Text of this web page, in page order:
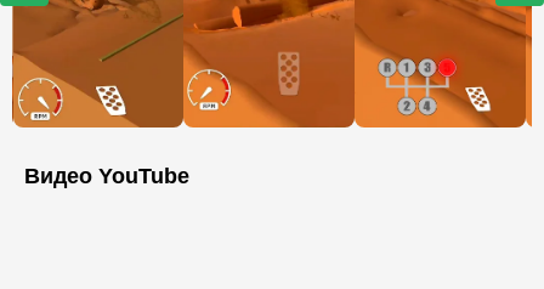
Видео YouTube